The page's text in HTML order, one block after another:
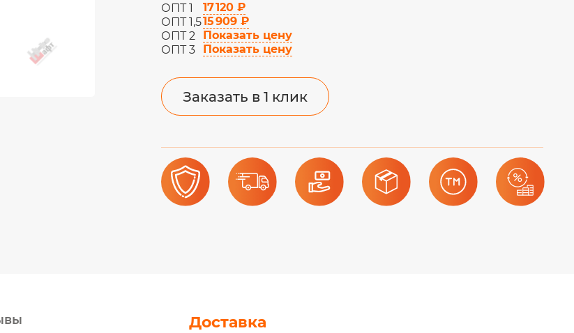
ОПТ 1
17 120 ₽
ОПТ 1,515 909 ₽
ОПТ 2
Показать цену
ОПТ 3
Показать цену
Заказать в 1 клик
Доставка